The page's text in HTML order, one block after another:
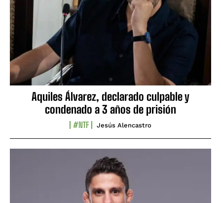
Aquiles Álvarez, declarado culpable y
condenado a 3 años de prisión
#NTF Jesús Alencastro